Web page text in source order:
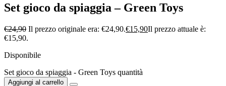
Set gioco da spiaggia – Green Toys
€24,90 Il prezzo originale era: €24,90.€15,90Il prezzo attuale è:
€15,90.
Disponibile
Set gioco da spiaggia - Green Toys quantità
Aggiungi al carrello